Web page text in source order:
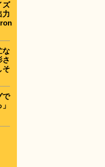
ズ
力
な
さ
そ
で